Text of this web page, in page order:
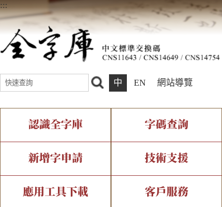
:::
中 EN 網站導覽
認識全字庫
全字庫介紹 全字庫現況
中文碼介紹 專有名詞介紹
字碼查詢
IDS查詢 部件查詢
複合查詢 注音查詢
新增字申請
新字申請處理流程
技術支援
字形即時顯示 造字解決方案
應用工具下載 客戶服務